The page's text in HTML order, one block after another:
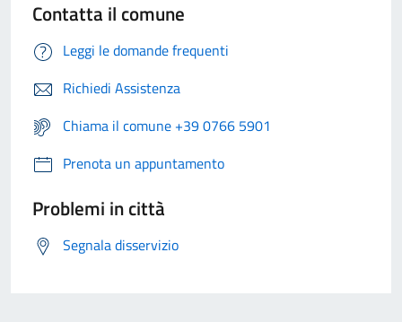
Contatta il comune
Leggi le domande frequenti
Richiedi Assistenza
Chiama il comune +39 0766 5901
Prenota un appuntamento
Problemi in città
Segnala disservizio